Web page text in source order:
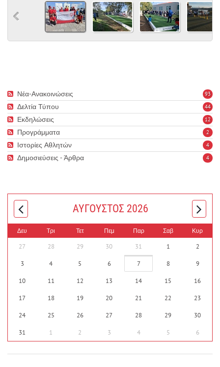
93
Νέα-Ανακοινώσεις
44
Δελτία Τύπου
12
Εκδηλώσεις
2
Προγράμματα
4
Ιστορίες Αθλητών
4
Δημοσιεύσεις - Άρθρα
ΑΎΓΟΥΣΤΟΣ 2026
Δευ Τρι Τετ Πεμ Παρ Σαβ Κυρ
27 28 29 30 31 1 2
3 4 5 6 7 8 9
10 11 12 13 14 15 16
17 18 19 20 21 22 23
24 25 26 27 28 29 30
31 1 2 3 4 5 6